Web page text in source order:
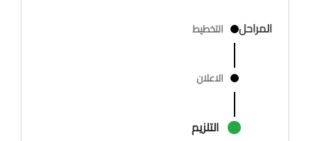
المراحل التخطيط
الاعلان
التلزيم